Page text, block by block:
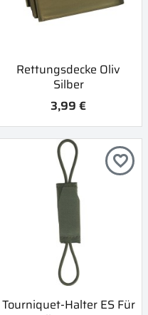
Rettungsdecke Oliv
Silber
3,99 €
Tourniquet-Halter ES Für
favorite_border